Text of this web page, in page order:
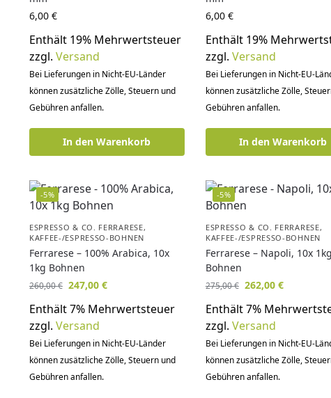
6,00 €
Enthält 19% Mehrwertsteuer
zzgl. Versand
Bei Lieferungen in Nicht-EU-Länder
können zusätzliche Zölle, Steuern und
Gebühren anfallen.
In den Warenkorb
6,00 €
Enthält 19%
zzgl. Versand
Bei Lieferungen in Nicht-EU-
können zusätzliche Zölle,
Gebühren anfallen.
In den Warenkorb
-5%
ESPRESSO & CO. FERRARESE,
KAFFEE-/ESPRESSO-BOHNEN
Ferrarese – 100% Arabica, 10x
1kg Bohnen
260,00€ 247,00 €
Enthält 7% Mehrwertsteuer
zzgl. Versand
Bei Lieferungen in Nicht-EU-Länder
können zusätzliche Zölle, Steuern und
Gebühren anfallen.
-5%
ESPRESSO & CO. FERRARESE,
KAFFEE-/ESPRESSO-BOHNEN
Ferrarese – Napoli, 10x 1kg
Bohnen
275,00€ 262,00 €
Enthält 7%
zzgl. Versand
Bei Lieferungen in Nicht-EU-
können zusätzliche Zölle,
Gebühren anfallen.